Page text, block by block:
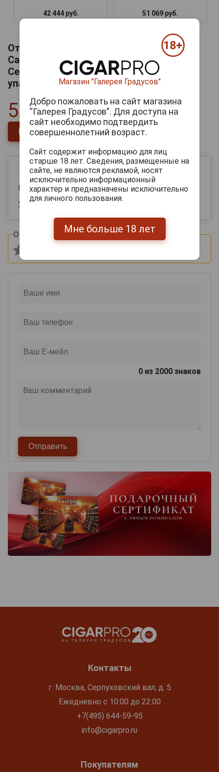
42 444 руб. 51 069 руб.
Отзывы на Calvados Lecompte Secret
Calvados Pays dAuge Кальвадос Леконт
Секрет Пеи ДОж 0.7л в подарочной
упаковке
5Всего1отзыв
Напишите отзыв
06 сентября 2023
Константтин
Хуйня дорогая
Оцените и напишите отзыв:
0 из 2000 знаков
Контакты
г. Москва, Серпуховский вал, д. 5
Ежедневно с 10:00 до 22:00
+7(495) 644-59-95
info@cigarpro.ru
Покупателям
Магазин "Галерея Градусов"
Добро пожаловать на сайт магазина
“Галерея Градусов”. Для доступа на
сайт необходимо подтвердить
совершеннолетний возраст.
Сайт содержит информацию для лиц
старше 18 лет. Сведения, размещенные на
сайте, не являются рекламой, носят
исключительно информационный
характер и предназначены исключительно
для личного пользования.
Мне больше 18 лет